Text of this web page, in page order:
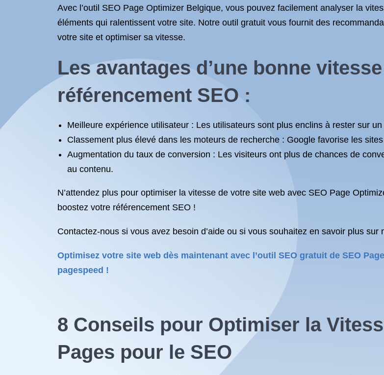
Avec l’outil SEO Page Optimizer Belgique, vous pouvez facilement analyser la
éléments qui ralentissent votre site. Notre outil gratuit vous fournit des
votre site et optimiser sa vitesse.
Les avantages d’une bonne
référencement SEO :
Meilleure expérience utilisateur : Les utilisateurs sont plus enclins à rester sur
Classement plus élevé dans les moteurs de recherche : Google favorise les
Augmentation du taux de conversion : Les visiteurs ont plus de chances de
au contenu.
N’attendez plus pour optimiser la vitesse de votre site web avec SEO Page
boostez votre référencement SEO !
Contactez-nous si vous avez besoin d’aide ou si vous souhaitez en savoir plus sur
Optimisez votre site web dès maintenant avec l’outil SEO gratuit de SEO
pagespeed !
8 Conseils pour Optimiser la
Pages pour le SEO